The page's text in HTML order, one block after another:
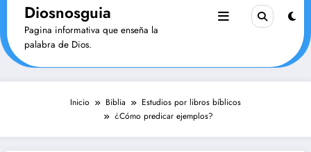
Diosnosguia
Pagina informativa que enseña la
palabra de Dios.
Inicio Biblia
Estudios por libros bíblicos
¿Cómo predicar ejemplos?